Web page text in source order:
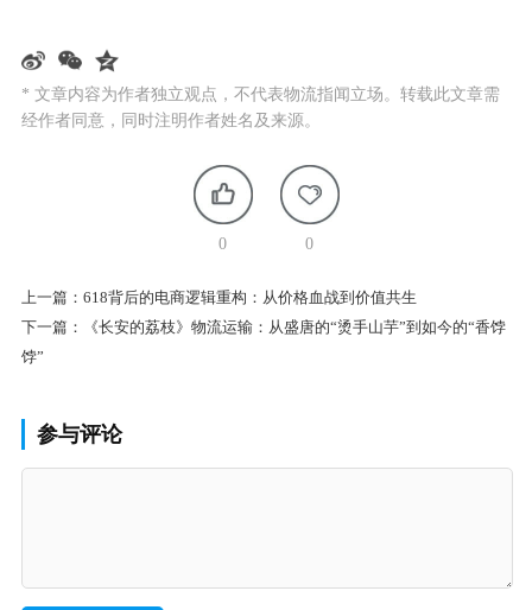
* 文章内容为作者独立观点，不代表物流指闻立场。转载此文章需
经作者同意，同时注明作者姓名及来源。
0 0
上一篇： 618背后的电商逻辑重构：从价格血战到价值共生
下一篇：
《长安的荔枝》物流运输：从盛唐的“烫手山芋”到如今的“香饽
饽”
参与评论